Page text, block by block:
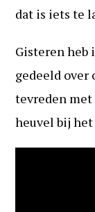
dat is iets te
Gisteren heb
gedeeld over
tevreden met
heuvel bij